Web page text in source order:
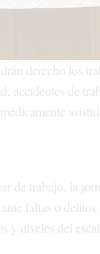
derecho los
accidentes de
de trabajo, la
faltas o
y niveles del